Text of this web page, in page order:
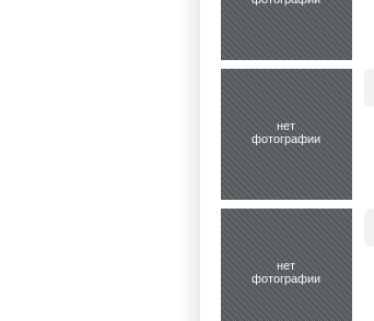
нет
фотографии
нет
фотографии